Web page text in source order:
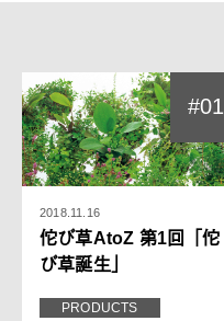
#01
2018.11.16
佗び草AtoZ 第1回「佗
び草誕生」
PRODUCTS